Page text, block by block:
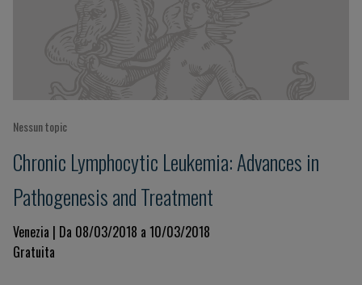
Nessun topic
Chronic Lymphocytic Leukemia: Advances in
Pathogenesis and Treatment
Venezia | Da 08/03/2018 a 10/03/2018
Gratuita